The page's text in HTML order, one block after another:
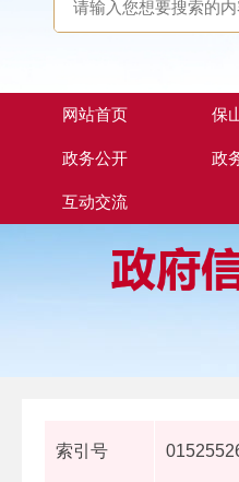
网站首页 保
政务公开 政
互动交流
索引号